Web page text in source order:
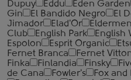
Dupuy
Eddu Eden Garden
Gin
El Bandido Negro El
Jimador
Elad'Or Eldermen
Club
English Park English
Espolon
Esprit Organic
Fernet Branca
Fernet
Finka
Finlandia Finsky
de Cana
Fowler's Fox and